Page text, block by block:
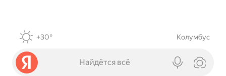
+30° Колумбус
Найдётся всё